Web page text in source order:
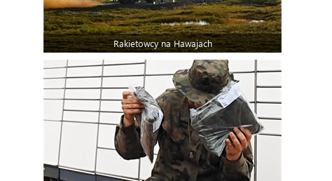
Rakietowcy na Hawajach